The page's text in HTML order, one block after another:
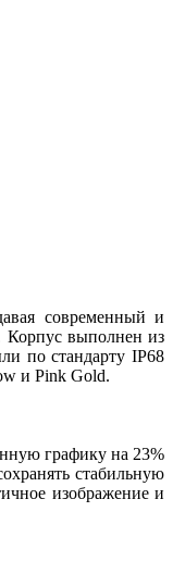
современный и
Корпус выполнен из
по стандарту IP68
и Pink Gold.
графику на 23%
стабильную
изображение и